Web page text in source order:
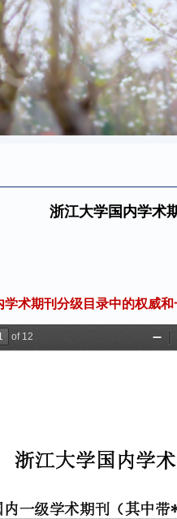
浙江大学国内学术
术期刊分级目录中的权威